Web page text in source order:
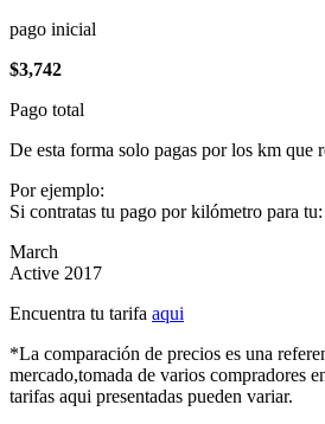
pago inicial
$3,742
Pago total
De esta forma solo pagas por los km que
Por ejemplo:
Si contratas tu pago por kilómetro para tu:
March
Active 2017
Encuentra tu tarifa aqui
*La comparación de precios es una
mercado,tomada de varios compradores
tarifas aqui presentadas pueden variar.